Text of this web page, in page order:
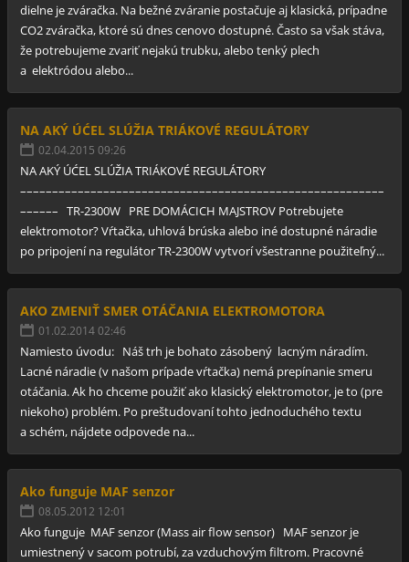
dielne je zváračka. Na bežné zváranie postačuje aj klasická, prípadne
CO2 zváračka, ktoré sú dnes cenovo dostupné. Často sa však stáva,
že potrebujeme zvariť nejakú trubku, alebo tenký plech
a elektródou alebo...
NA AKÝ ÚĆEL SLÚŽIA TRIÁKOVÉ REGULÁTORY
02.04.2015 09:26
NA AKÝ ÚĆEL SLÚŽIA TRIÁKOVÉ REGULÁTORY
–––––––––––––––––––––––––––––––––––––––––––––––––––––––––
–––––– TR-2300W PRE DOMÁCICH MAJSTROV Potrebujete
elektromotor? Vŕtačka, uhlová brúska alebo iné dostupné náradie
po pripojení na regulátor TR-2300W vytvorí všestranne použiteľný...
AKO ZMENIŤ SMER OTÁČANIA ELEKTROMOTORA
01.02.2014 02:46
Namiesto úvodu: Náš trh je bohato zásobený lacným náradím.
Lacné náradie (v našom prípade vŕtačka) nemá prepínanie smeru
otáčania. Ak ho chceme použiť ako klasický elektromotor, je to (pre
niekoho) problém. Po preštudovaní tohto jednoduchého textu
a schém, nájdete odpovede na...
Ako funguje MAF senzor
08.05.2012 12:01
Ako funguje MAF senzor (Mass air flow sensor) MAF senzor je
umiestnený v sacom potrubí, za vzduchovým filtrom. Pracovné